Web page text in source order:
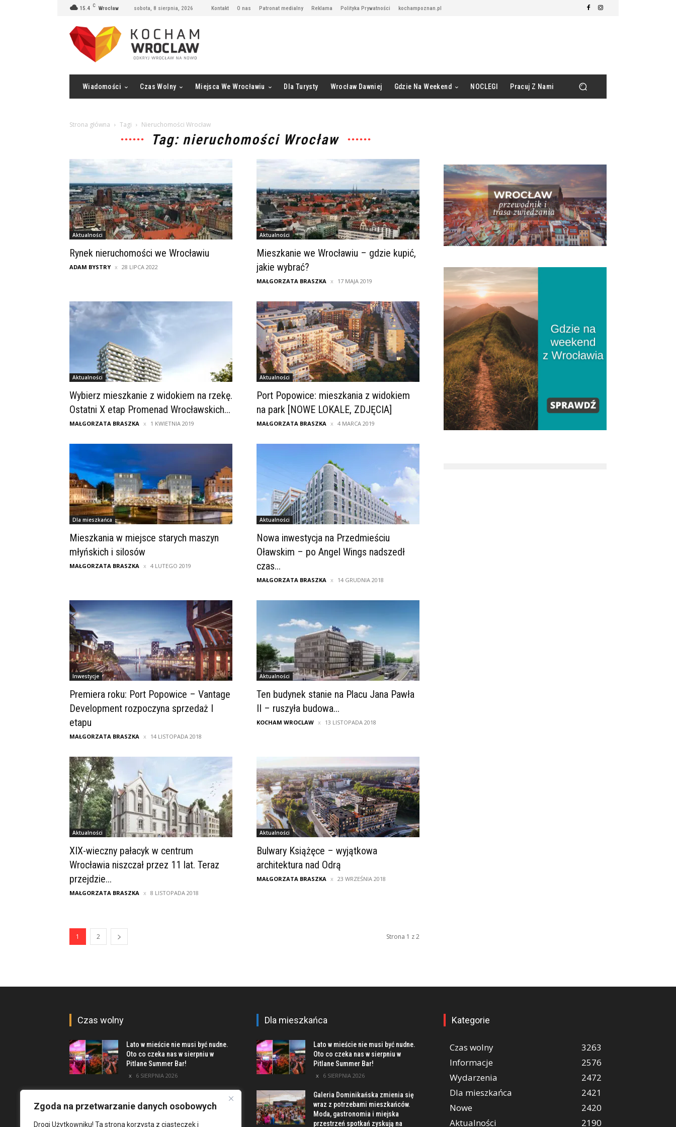
Zgoda na przetwarzanie danych osobowych
Drogi Użytkowniku! Ta strona korzysta z ciasteczek i
15.4 C Wrocław sobota, 8 sierpnia, 2026 Kontakt O nas Patronat medialny Reklama Polityka Prywatności kochampoznan.pl
Wiadomości Czas Wolny Miejsca We Wrocławiu Dla Turysty Wrocław Dawniej Gdzie Na Weekend NOCLEGI Pracuj Z Nami
Strona główna Tagi Nieruchomości Wrocław
Tag: nieruchomości Wrocław
Aktualności
Rynek nieruchomości we Wrocławiu
ADAM BYSTRY 28 LIPCA 2022
Aktualności
Mieszkanie we Wrocławiu – gdzie kupić,
jakie wybrać?
MAŁGORZATA BRASZKA 17 MAJA 2019
Aktualności
Wybierz mieszkanie z widokiem na rzekę.
Ostatni X etap Promenad Wrocławskich...
MAŁGORZATA BRASZKA 1 KWIETNIA 2019
Aktualności
Port Popowice: mieszkania z widokiem
na park [NOWE LOKALE, ZDJĘCIA]
MAŁGORZATA BRASZKA 4 MARCA 2019
Dla mieszkańca
Mieszkania w miejsce starych maszyn
młyńskich i silosów
MAŁGORZATA BRASZKA 4 LUTEGO 2019
Aktualności
Nowa inwestycja na Przedmieściu
Oławskim – po Angel Wings nadszedł
czas...
MAŁGORZATA BRASZKA 14 GRUDNIA 2018
Inwestycje
Premiera roku: Port Popowice – Vantage
Development rozpoczyna sprzedaż I
etapu
MAŁGORZATA BRASZKA 14 LISTOPADA 2018
Aktualności
Ten budynek stanie na Placu Jana Pawła
II – ruszyła budowa...
KOCHAM WROCLAW 13 LISTOPADA 2018
Aktualności
XIX-wieczny pałacyk w centrum
Wrocławia niszczał przez 11 lat. Teraz
przejdzie...
MAŁGORZATA BRASZKA 8 LISTOPADA 2018
Aktualności
Bulwary Książęce – wyjątkowa
architektura nad Odrą
MAŁGORZATA BRASZKA 23 WRZEŚNIA 2018
1 2 Strona 1 z 2
Czas wolny
Lato w mieście nie musi być nudne.
Oto co czeka nas w sierpniu w
Pitlane Summer Bar!
6 SIERPNIA 2026
Mieszkania i Lofty podczas eventu
w Marinie Kleczków
Dla mieszkańca
Lato w mieście nie musi być nudne.
Oto co czeka nas w sierpniu w
Pitlane Summer Bar!
6 SIERPNIA 2026
Galeria Dominikańska zmienia się
wraz z potrzebami mieszkańców.
Moda, gastronomia i miejska
przestrzeń spotkań zyskują na
Kategorie
Czas wolny
3263
Informacje
2576
Wydarzenia
2472
Dla mieszkańca
2421
Nowe
2420
Aktualności
2190